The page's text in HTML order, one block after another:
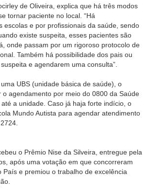
de Oliveira, explica que há três modos
tornar paciente no local. “Há
escolas e por profissionais da saúde, sendo
existe suspeita, esses pacientes são
onde passam por um rigoroso protocolo de
Também há possibilidade dos pais ou
e agendarem uma consulta”.
UBS (unidade básica de saúde), o
o agendamento por meio do 0800 da Saúde
a unidade. Caso já haja forte indício, o
Mundo Autista para agendar atendimento
o Prêmio Nise da Silveira, entregue pela
após uma votação em que concorreram
País e premiou o trabalho de excelência